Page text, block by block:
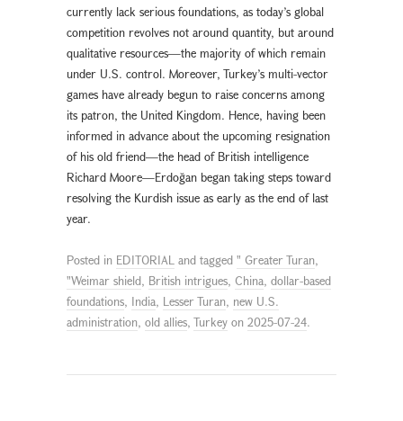
currently lack serious foundations, as today’s global
competition revolves not around quantity, but around
qualitative resources—the majority of which remain
under U.S. control. Moreover, Turkey’s multi-vector
games have already begun to raise concerns among
its patron, the United Kingdom. Hence, having been
informed in advance about the upcoming resignation
of his old friend—the head of British intelligence
Richard Moore—Erdoğan began taking steps toward
resolving the Kurdish issue as early as the end of last
year.
Posted in EDITORIAL and tagged " Greater Turan,
"Weimar shield, British intrigues, China, dollar-based
foundations, India, Lesser Turan, new U.S.
administration, old allies, Turkey on 2025-07-24.